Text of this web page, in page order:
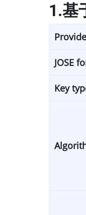
1.基
Provide
JOSE
Key